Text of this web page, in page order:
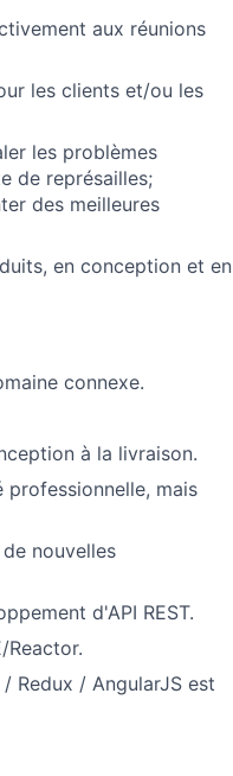
aux réunions
les clients et/ou les
les problèmes
de représailles;
des meilleures
en conception et en
connexe.
à la livraison.
mais
nouvelles
d'API REST.
Reactor.
Redux / AngularJS est